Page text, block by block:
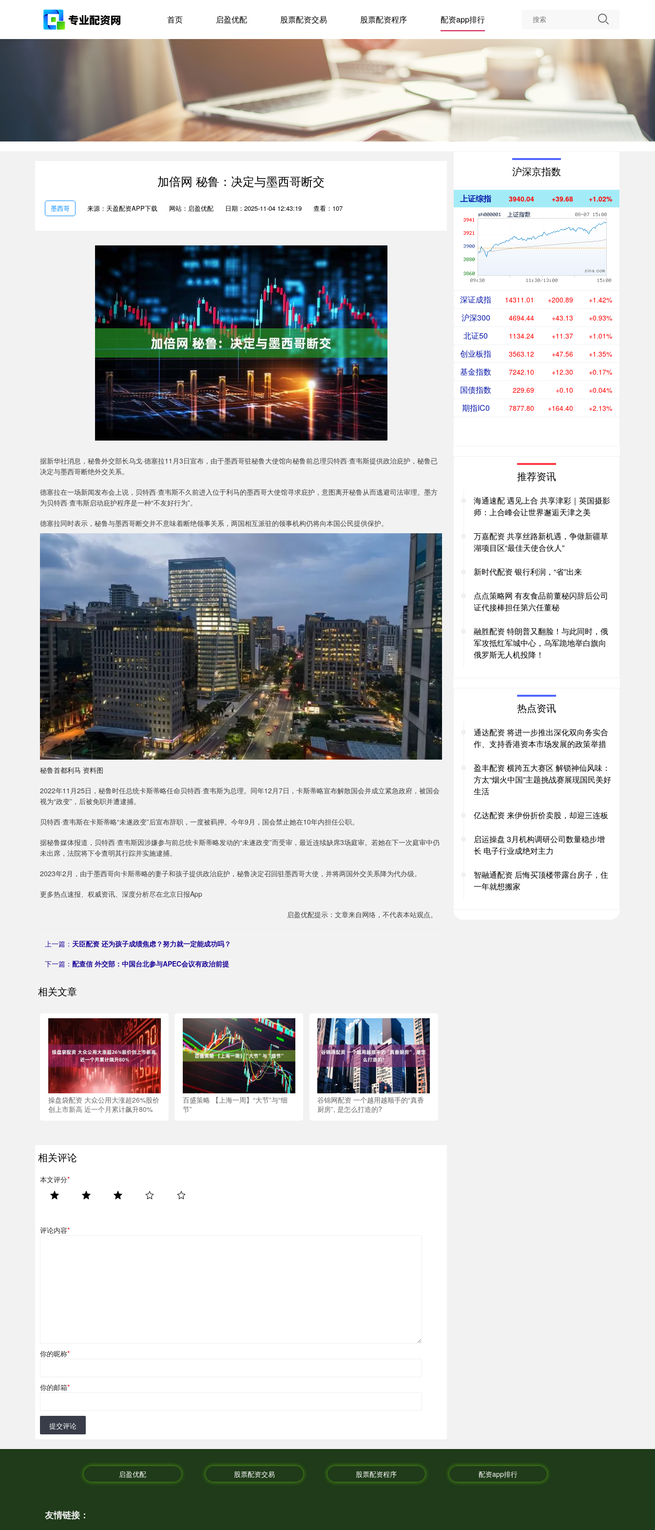
首页 启盈优配 股票配资交易 股票配资程序 配资app排行
加倍网 秘鲁：决定与墨西哥断交
墨西哥 来源：天盈配资APP下载 网站：启盈优配 日期：2025-11-04 12:43:19 查看：107
据新华社消息，秘鲁外交部长乌戈·德塞拉11月3日宣布，由于墨西哥驻秘鲁大使馆向秘鲁前总理贝特西·查韦斯提供政治庇护，秘鲁已
决定与墨西哥断绝外交关系。
德塞拉在一场新闻发布会上说，贝特西·查韦斯不久前进入位于利马的墨西哥大使馆寻求庇护，意图离开秘鲁从而逃避司法审理。墨方
为贝特西·查韦斯启动庇护程序是一种“不友好行为”。
德塞拉同时表示，秘鲁与墨西哥断交并不意味着断绝领事关系，两国相互派驻的领事机构仍将向本国公民提供保护。
秘鲁首都利马 资料图
2022年11月25日，秘鲁时任总统卡斯蒂略任命贝特西·查韦斯为总理。同年12月7日，卡斯蒂略宣布解散国会并成立紧急政府，被国会
视为“政变”，后被免职并遭逮捕。
贝特西·查韦斯在卡斯蒂略“未遂政变”后宣布辞职，一度被羁押。今年9月，国会禁止她在10年内担任公职。
据秘鲁媒体报道，贝特西·查韦斯因涉嫌参与前总统卡斯蒂略发动的“未遂政变”而受审，最近连续缺席3场庭审。若她在下一次庭审中仍
未出席，法院将下令查明其行踪并实施逮捕。
2023年2月，由于墨西哥向卡斯蒂略的妻子和孩子提供政治庇护，秘鲁决定召回驻墨西哥大使，并将两国外交关系降为代办级。
更多热点速报、权威资讯、深度分析尽在北京日报App
启盈优配提示：文章来自网络，不代表本站观点。
上一篇： 天臣配资 还为孩子成绩焦虑？努力就一定能成功吗？
下一篇： 配查信 外交部：中国台北参与APEC会议有政治前提
相关文章
操盘袋配资 大众公用大涨超26%股价
创上市新高 近一个月累计飙升80%
百盛策略 【上海一周】“大节”与“细
节”
谷锦网配资 一个越用越顺手的“真香
厨房”, 是怎么打造的?
相关评论
本文评分*
评论内容*
你的昵称*
你的邮箱*
提交评论
沪深京指数
上证综指 3940.04 +39.68 +1.02%
深证成指 14311.01 +200.89 +1.42%
沪深300 4694.44 +43.13 +0.93%
北证50 1134.24 +11.37 +1.01%
创业板指 3563.12 +47.56 +1.35%
基金指数 7242.10 +12.30 +0.17%
国债指数 229.69 +0.10 +0.04%
期指IC0 7877.80 +164.40 +2.13%
推荐资讯
海通速配 遇见上合 共享津彩｜英国摄影
师：上合峰会让世界邂逅天津之美
万嘉配资 共享丝路新机遇，争做新疆草
湖项目区“最佳天使合伙人”
新时代配资 银行利润，“省”出来
点点策略网 有友食品前董秘闪辞后公司
证代接棒担任第六任董秘
融胜配资 特朗普又翻脸！与此同时，俄
军攻抵红军城中心，乌军跪地举白旗向
俄罗斯无人机投降！
热点资讯
通达配资 将进一步推出深化双向务实合
作、支持香港资本市场发展的政策举措
盈丰配资 横跨五大赛区 解锁神仙风味：
方太“烟火中国”主题挑战赛展现国民美好
生活
亿达配资 来伊份折价卖股，却迎三连板
启运操盘 3月机构调研公司数量稳步增
长 电子行业成绝对主力
智融通配资 后悔买顶楼带露台房子，住
一年就想搬家
启盈优配 股票配资交易 股票配资程序 配资app排行
友情链接：